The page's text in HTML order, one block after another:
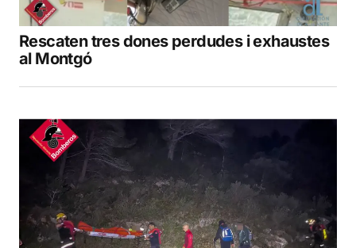
Rescaten tres dones perdudes i exhaustes
al Montgó